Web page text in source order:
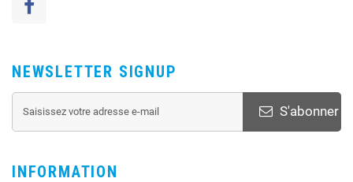
NEWSLETTER SIGNUP
S'abonner
INFORMATION